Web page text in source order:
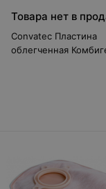
Товара нет в
Convatec Пластина
облегченная